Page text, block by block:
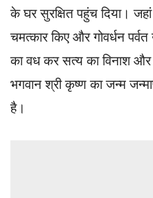
के घर सुरक्षित पहुंच दिया।
चमत्कार किए और गोवर्धन
का वध कर सत्य का विनाश
भगवान श्री कृष्ण का जन्म
है।